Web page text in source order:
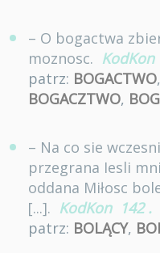
– O bogactwa
moznosc. KodKon
patrz: BOGACTWO,
BOGACZTWO,
– Na co sie
przegrana Iesli
oddana Miłosc
[...]. KodKon 142 .
patrz: BOLĄCY,